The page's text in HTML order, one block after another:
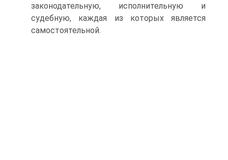
законодательную, исполнительную и
судебную, каждая из которых является
самостоятельной.